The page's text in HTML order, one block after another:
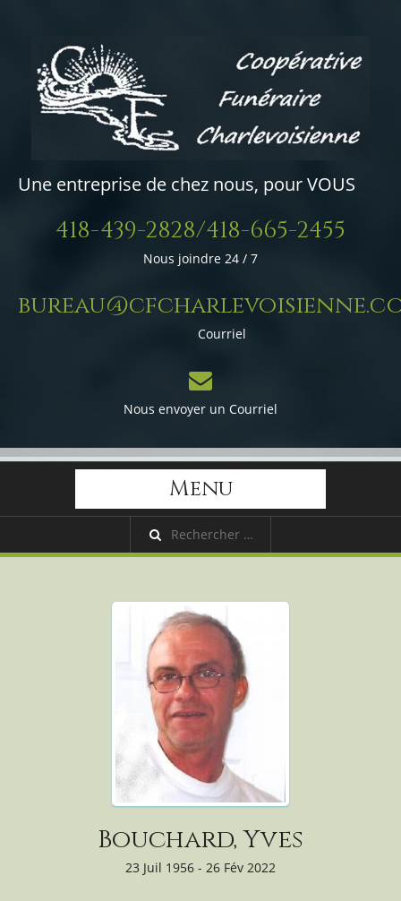
Une entreprise de chez nous, pour VOUS
418-439-2828/418-665-2455
Nous joindre 24 / 7
Courriel
Nous envoyer un Courriel
Menu
Bouchard, Yves
23 Juil 1956 - 26 Fév 2022